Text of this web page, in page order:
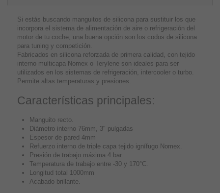
Si estás buscando manguitos de silicona para sustituir los que
incorpora el sistema de alimentación de aire o refrigeración del
motor de tu coche, una buena opción son los codos de silicona
para tuning y competición.
Fabricados en silicona reforzada de primera calidad, con tejido
interno multicapa Nomex o Terylene son ideales para ser
utilizados en los sistemas de refrigeración, intercooler o turbo.
Permite altas temperaturas y presiones.
Características principales:
Manguito recto.
Diámetro interno 76mm, 3" pulgadas
Espesor de pared 4mm
Refuerzo interno de triple capa tejido ignífugo Nomex.
Presión de trabajo máxima 4 bar.
Temperatura de trabajo entre -30 y 170°C.
Longitud total 1000mm
Acabado brillante.